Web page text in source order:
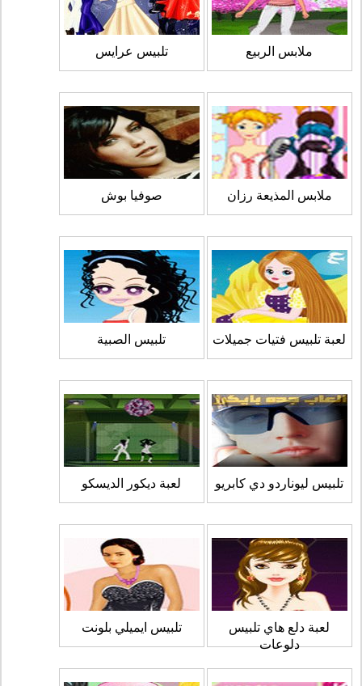
ملابس الربيع تلبيس عرايس
ملابس المذيعة رزان صوفيا بوش
لعبة تلبيس فتيات جميلات تلبيس الصبية
تلبيس ليوناردو دي كابريو لعبة ديكور الديسكو
لعبة دلع هاي تلبيس
دلوعات
تلبيس ايميلي بلونت